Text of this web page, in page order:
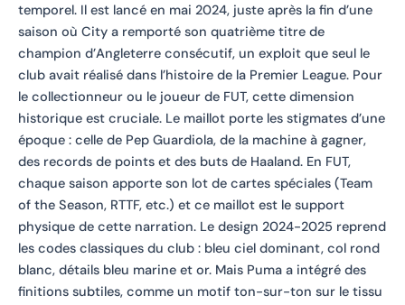
temporel. Il est lancé en mai 2024, juste après la fin d’une
saison où City a remporté son quatrième titre de
champion d’Angleterre consécutif, un exploit que seul le
club avait réalisé dans l’histoire de la Premier League. Pour
le collectionneur ou le joueur de FUT, cette dimension
historique est cruciale. Le maillot porte les stigmates d’une
époque : celle de Pep Guardiola, de la machine à gagner,
des records de points et des buts de Haaland. En FUT,
chaque saison apporte son lot de cartes spéciales (Team
of the Season, RTTF, etc.) et ce maillot est le support
physique de cette narration. Le design 2024-2025 reprend
les codes classiques du club : bleu ciel dominant, col rond
blanc, détails bleu marine et or. Mais Puma a intégré des
finitions subtiles, comme un motif ton-sur-ton sur le tissu